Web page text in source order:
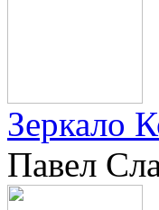
Зеркало
Павел